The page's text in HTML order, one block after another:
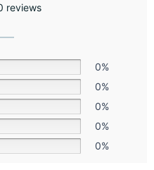
reviews
0%
0%
0%
0%
0%